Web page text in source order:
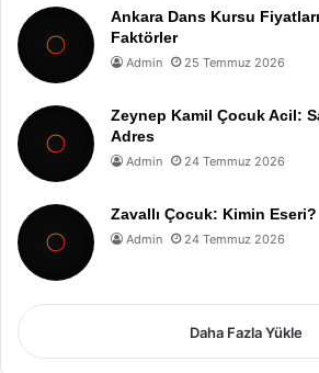
Ankara Dans Kursu
Faktörler
Admin 25 Temmuz 2026
Zeynep Kamil Çocuk Acil:
Adres
Admin 24 Temmuz 2026
Zavallı Çocuk: Kimin Eseri?
Admin 24 Temmuz 2026
Daha Fazla Yükle